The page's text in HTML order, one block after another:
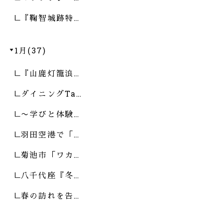
『鞠智城跡特…
1月(37)
『山鹿灯籠浪…
ダイニングTa…
〜学びと体験…
羽田空港で「…
菊池市「ワカ…
八千代座『冬…
春の訪れを告…